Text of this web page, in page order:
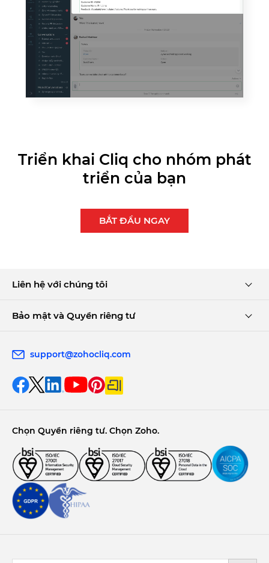
Triển khai Cliq cho nhóm phát
triển của bạn
BẮT ĐẦU NGAY
Liên hệ với chúng tôi
Bảo mật và Quyền riêng tư
support@zohocliq.com
Chọn Quyền riêng tư. Chọn Zoho.